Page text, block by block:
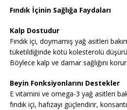
Fındık İçinin Sağlığa Faydaları
Kalp Dostudur
Fındık içi, doymamış yağ asitleri
tüketildiğinde kötü kolesterolü
Böylece kalp ve damar sağlığını korur.
Beyin Fonksiyonlarını Destekler
E vitamini ve omega-3 yağ asitleri
fındık içi, hafızayı güçlendirir,